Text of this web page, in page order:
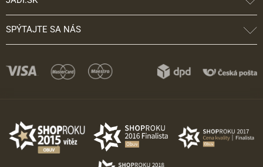
SPÝTAJTE SA NÁS